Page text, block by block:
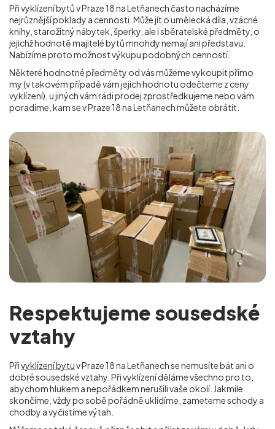
Při vyklízení bytů v Praze 18 na Letňanech často nacházíme
nejrůznější poklady a cennosti. Může jít o umělecká díla, vzácné
knihy, starožitný nábytek, šperky, ale i sběratelské předměty, o
jejichž hodnotě majitelé bytů mnohdy nemají ani představu.
Nabízíme proto možnost výkupu podobných cenností.
Některé hodnotné předměty od vás můžeme vykoupit přímo
my (v takovém případě vám jejich hodnotu odečteme z ceny
vyklízení), u jiných vám rádi prodej zprostředkujeme nebo vám
poradíme, kam sev Praze 18 na Letňanechmůžete obrátit.
Respektujeme sousedské
vztahy
Přivyklízení bytuv Praze 18 na Letňanech se nemusíte bát ani o
dobré sousedské vztahy. Při vyklízení děláme všechno pro to,
abychom hlukem a nepořádkem nerušili vaše okolí. Jakmile
skončíme, vždy po sobě pořádně uklidíme, zameteme schody a
chodby a vyčistíme výtah.